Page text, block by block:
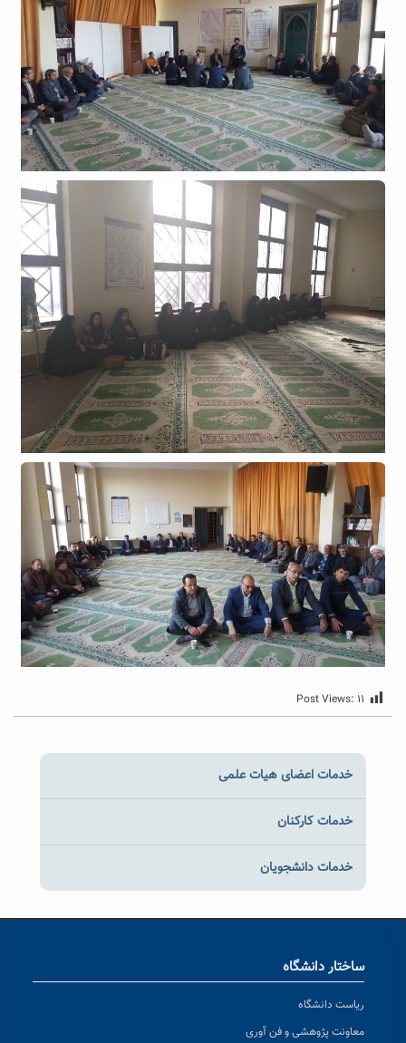
Post Views: ۱۱
خدمات اعضای هیات علمی
خدمات کارکنان
خدمات دانشجویان
ساختار دانشگاه
ریاست دانشگاه
معاونت پژوهشی و فن آوری